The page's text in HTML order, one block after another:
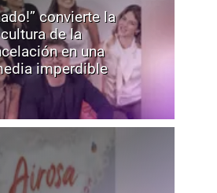
convierte la
cultura de la
en una
imperdible